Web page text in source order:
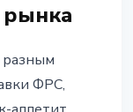
разным
ФРС,